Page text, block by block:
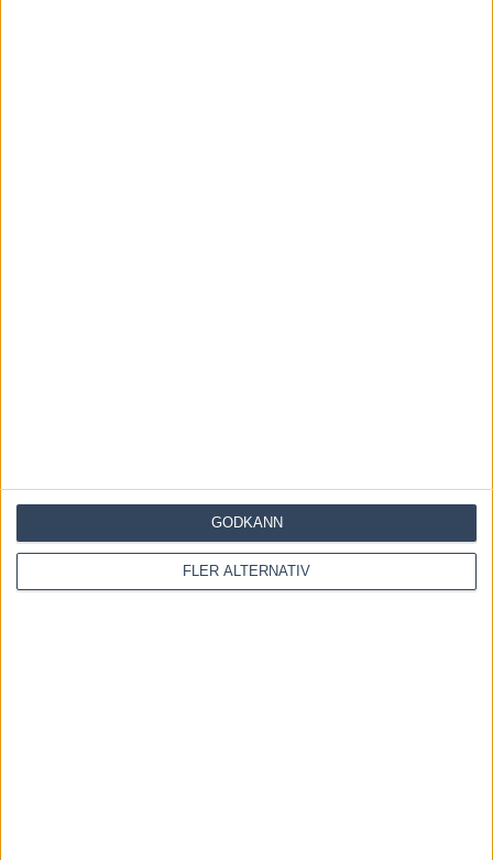
FLER ALTERNATIV
GODKÄNN